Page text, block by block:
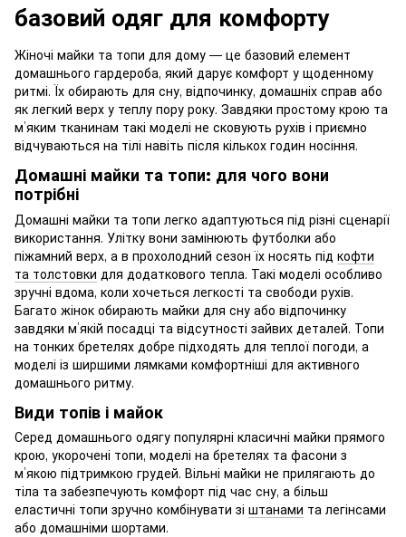
базовий одяг для комфорту
Жіночі майки та топи для дому — це базовий елемент
домашнього гардероба, який дарує комфорт у щоденному
ритмі. Їх обирають для сну, відпочинку, домашніх справ або
як легкий верх у теплу пору року. Завдяки простому крою та
м’яким тканинам такі моделі не сковують рухів і приємно
відчуваються на тілі навіть після кількох годин носіння.
Домашні майки та топи: для чого вони
потрібні
Домашні майки та топи легко адаптуються під різні сценарії
використання. Улітку вони замінюють футболки або
піжамний верх, а в прохолодний сезон їх носять під кофти
та толстовки для додаткового тепла. Такі моделі особливо
зручні вдома, коли хочеться легкості та свободи рухів.
Багато жінок обирають майки для сну або відпочинку
завдяки м’якій посадці та відсутності зайвих деталей. Топи
на тонких бретелях добре підходять для теплої погоди, а
моделі із ширшими лямками комфортніші для активного
домашнього ритму.
Види топів і майок
Серед домашнього одягу популярні класичні майки прямого
крою, укорочені топи, моделі на бретелях та фасони з
м’якою підтримкою грудей. Вільні майки не прилягають до
тіла та забезпечують комфорт під час сну, а більш
еластичні топи зручно комбінувати зі штанами та легінсами
або домашніми шортами.